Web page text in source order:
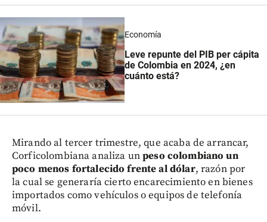
Economía
Leve repunte del PIB per cápita
de Colombia en 2024, ¿en
cuánto está?
Mirando al tercer trimestre, que acaba de arrancar,
Corficolombiana analiza unpeso colombiano un
poco menos fortalecido frente al dólar, razón por
la cual se generaría cierto encarecimiento en bienes
importados como vehículos o equipos de telefonía
móvil.